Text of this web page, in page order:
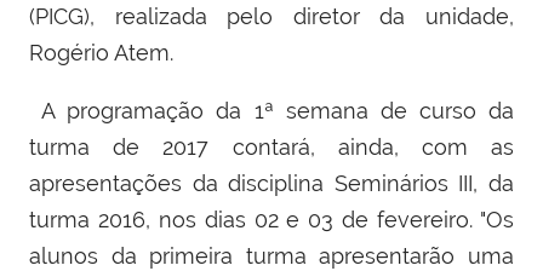
(PICG), realizada pelo diretor da unidade,
Rogério Atem.
A programação da 1ª semana de curso da
turma de 2017 contará, ainda, com as
apresentações da disciplina Seminários III, da
turma 2016, nos dias 02 e 03 de fevereiro. "Os
alunos da primeira turma apresentarão uma